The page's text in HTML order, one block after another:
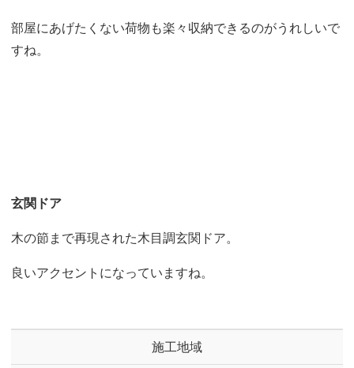
部屋にあげたくない荷物も楽々収納できるのがうれしいで
すね。
玄関ドア
木の節まで再現された木目調玄関ドア。
良いアクセントになっていますね。
施工地域